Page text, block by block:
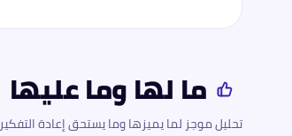
ما لها وما عليها
تحليل موجز لما يميزها وما يستحق إعادة التفكير